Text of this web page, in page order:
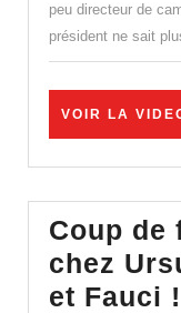
peu directeur de
président ne sait
VOIR LA
Coup de
chez
et Fauci !